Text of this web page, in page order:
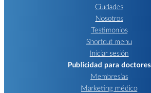
Ciudades
Nosotros
Testimonios
Shortcut menu
Iniciar sesión
Publicidad para doctores
Membresías
Marketing médico